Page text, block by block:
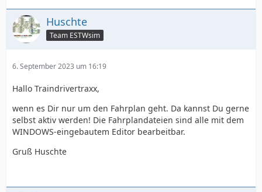
Huschte
Team ESTWsim
6. September 2023 um 16:19
Hallo Traindrivertraxx,
wenn es Dir nur um den Fahrplan geht. Da kannst Du gerne
selbst aktiv werden! Die Fahrplandateien sind alle mit dem
WINDOWS-eingebautem Editor bearbeitbar.
Gruß Huschte